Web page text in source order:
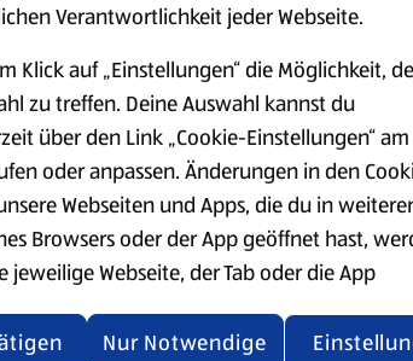
Milchprodukte &
Eier
Verantwortlichkeit jeder Webseite.
Klick auf „Einstellungen“ die Möglichkeit,
zu treffen. Deine Auswahl kannst du
über den Link „Cookie-Einstellungen“
oder anpassen. Änderungen in den
Webseiten und Apps, die du in
Browsers oder der App geöffnet hast,
Webseite, der Tab oder die App
und anschließend wieder geöffnet
Nur Notwendige